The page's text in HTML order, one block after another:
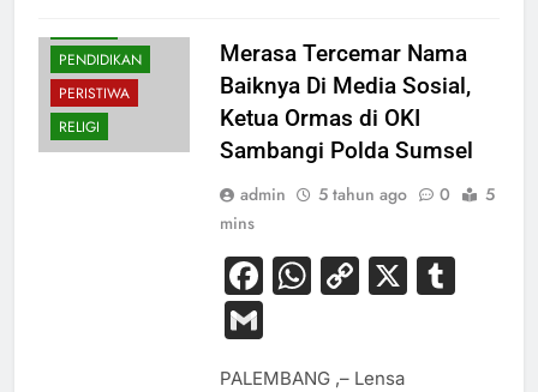
PENDIDIKAN
PERISTIWA
RELIGI
Merasa Tercemar Nama
Baiknya Di Media Sosial,
Ketua Ormas di OKI
Sambangi Polda Sumsel
admin 5 tahun ago 0
5
mins
Facebook
WhatsApp
Copy
X
Gmail
PALEMBANG ,– Lensa